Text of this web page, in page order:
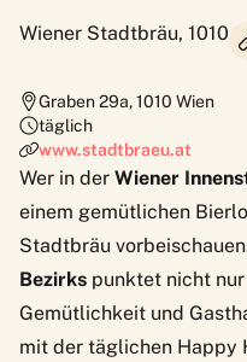
Wiener Stadtbräu, 1010
Graben 29a,1010 Wien
täglich
www.stadtbraeu.at
Wer in der Wiener
einem gemütlichen
Stadtbräu
Bezirks punktet nicht
Gemütlichkeit und
mit der täglichen Happy